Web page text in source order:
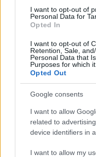
I want to opt-out of
Personal Data for
Opted In
I want to opt-out of
Retention, Sale,
Personal Data that
Purposes for which
Opted Out
Google consents
I want to allow
related to
device identifiers in
I want to allow my